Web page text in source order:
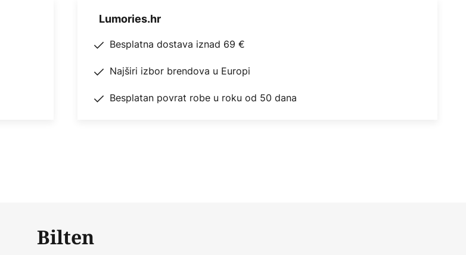
Lumories.hr
Besplatna dostava iznad 69 €
Najširi izbor brendova u Europi
Besplatan povrat robe u roku od 50 dana
Bilten